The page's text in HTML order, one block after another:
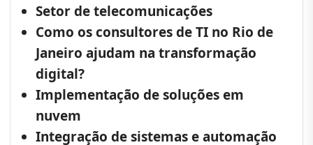
Setor de telecomunicações
Como os consultores de TI no Rio de
Janeiro ajudam na transformação
digital?
Implementação de soluções em
nuvem
Integração de sistemas e automação